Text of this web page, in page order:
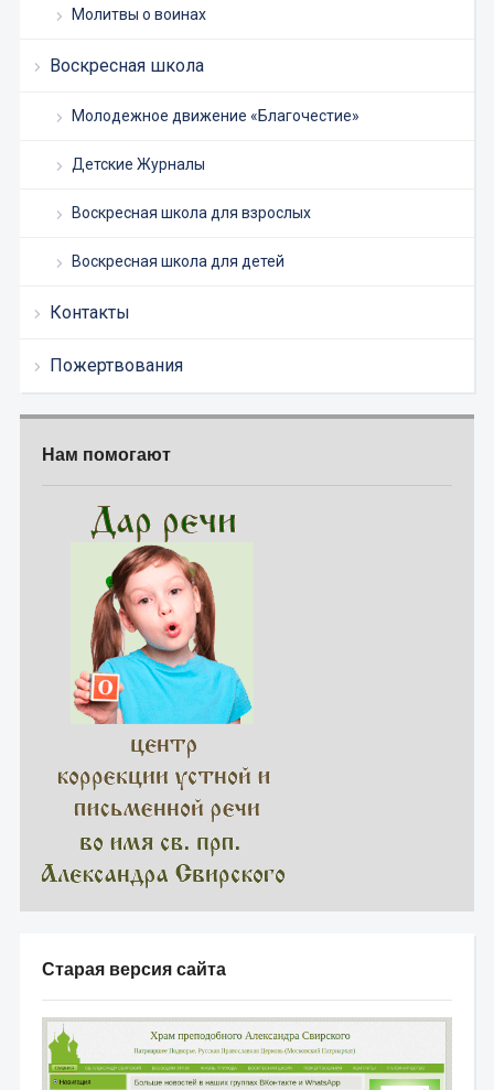
Молитвы о воинах
Воскресная школа
Молодежное движение «Благочестие»
Детские Журналы
Воскресная школа для взрослых
Воскресная школа для детей
Контакты
Пожертвования
Нам помогают
Старая версия сайта